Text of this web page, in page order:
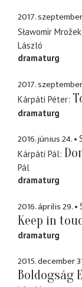
2017.
Sławomir Mrožek
László
dramaturg
2017.
Kárpáti Péter
dramaturg
2016. június 24.
Kárpáti Pál
Pál
dramaturg
2016. április 29.
Keep in
dramaturg
2015. december
Boldogság